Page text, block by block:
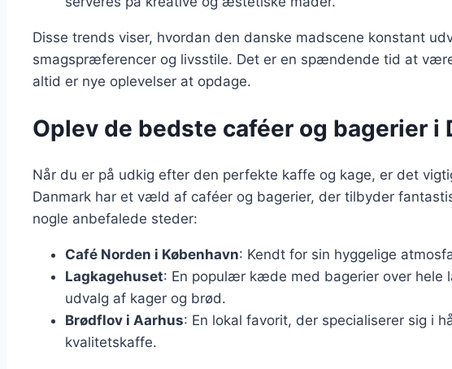
Disse trends viser, hvordan den danske madscene konstant
smagspræferencer og livsstile. Det er en spændende tid at
altid er nye oplevelser at opdage.
Oplev de bedste caféer og bagerier i
Når du er på udkig efter den perfekte kaffe og kage, er det
Danmark har et væld af caféer og bagerier, der tilbyder
nogle anbefalede steder:
Café Norden i København: Kendt for sin hyggelige
Lagkagehuset: En populær kæde med bagerier over hele
udvalg af kager og brød.
Brødflov i Aarhus: En lokal favorit, der specialiserer sig i
kvalitetskaffe.